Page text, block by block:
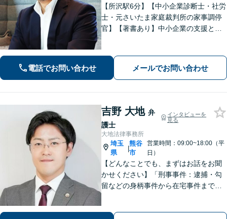
【所沢駅6分】【中小企業診断士・社労
士・元さいたま家庭裁判所の家事調停
官】【著書あり】中小企業の支援と個
とりのニーズに応じた、最適な解決方
法をご提案いたします。
電話でお問い合わせ メールでお問い合わせ
吉野 大地 弁
護士
インタビューを
見る
大地法律事務所
埼玉
県
|
熊谷
市
営業時間：09:00~18:00（平
日）
【どんなことでも、まずはお話をお聞
かせください】「刑事事件：逮捕・勾
留などの身柄事件から在宅事件まで、